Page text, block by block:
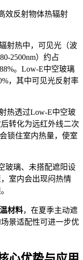
效反射物体热辐射
射热中，可见光（波
2500nm）约占
。Low-E中空玻璃
，其中可见光反射率
热透过Low-E中空玻
转化为远红外线二次
锁住室内热量，使室
玻璃、未搭配遮阳设
室内会出现闷热情
材料，在夏季主动遮
景适配性可进一步优